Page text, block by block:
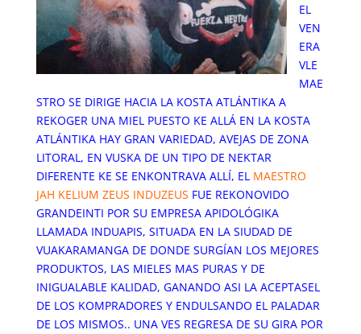
EL
VEN
ERA
VLE
MAE
STRO SE DIRIGE HACIA LA KOSTA ATLÁNTIKA A
REKOGER UNA MIEL PUESTO KE ALLÁ EN LA KOSTA
ATLÁNTIKA HAY GRAN VARIEDAD, AVEJAS DE ZONA
LITORAL, EN VUSKA DE UN TIPO DE NEKTAR
DIFERENTE KE SE ENKONTRAVA ALLÍ, EL MAESTRO
JAH KELIUM ZEUS INDUZEUS FUE REKONOVIDO
GRANDEINTI POR SU EMPRESA APIDOLÓGIKA
LLAMADA INDUAPIS, SITUADA EN LA SIUDAD DE
VUAKARAMANGA DE DONDE SURGÍAN LOS MEJORES
PRODUKTOS, LAS MIELES MAS PURAS Y DE
INIGUALABLE KALIDAD, GANANDO ASI LA ACEPTASEL
DE LOS KOMPRADORES Y ENDULSANDO EL PALADAR
DE LOS MISMOS.. UNA VES REGRESA DE SU GIRA POR